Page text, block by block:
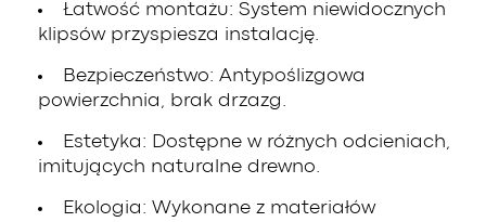
Łatwość montażu: System niewidocznych
klipsów przyspiesza instalację.
Bezpieczeństwo: Antypoślizgowa
powierzchnia, brak drzazg.
Estetyka: Dostępne w różnych odcieniach,
imitujących naturalne drewno.
Ekologia: Wykonane z materiałów